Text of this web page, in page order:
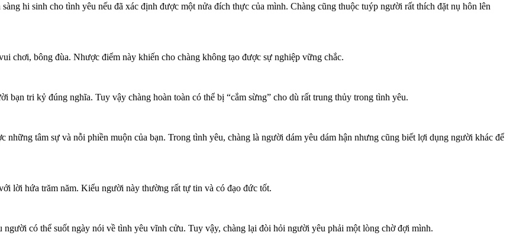
hi sinh cho tình yêu nếu đã xác định được một nửa đích thực của mình. Chàng cũng thuộc tuýp người rất thích đặt nụ hôn lên
chơi, bông đùa. Nhược điểm này khiến cho chàng không tạo được sự nghiệp vững chắc.
tri kỷ đúng nghĩa. Tuy vậy chàng hoàn toàn có thể bị “cắm sừng” cho dù rất trung thủy trong tình yêu.
những tâm sự và nỗi phiền muộn của bạn. Trong tình yêu, chàng là người dám yêu dám hận nhưng cũng biết lợi dụng người khác để
lời hứa trăm năm. Kiểu người này thường rất tự tin và có đạo đức tốt.
có thể suốt ngày nói về tình yêu vĩnh cửu. Tuy vậy, chàng lại đòi hỏi người yêu phải một lòng chờ đợi mình.